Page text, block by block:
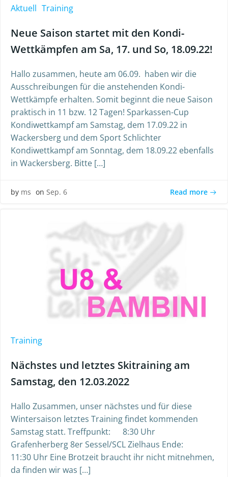
Aktuell Training
Neue Saison startet mit den Kondi-
Wettkämpfen am Sa, 17. und So, 18.09.22!
Hallo zusammen, heute am 06.09. haben wir die
Ausschreibungen für die anstehenden Kondi-
Wettkämpfe erhalten. Somit beginnt die neue Saison
praktisch in 11 bzw. 12 Tagen! Sparkassen-Cup
Kondiwettkampf am Samstag, dem 17.09.22 in
Wackersberg und dem Sport Schlichter
Kondiwettkampf am Sonntag, dem 18.09.22 ebenfalls
in Wackersberg. Bitte […]
by ms on Sep. 6 Read more
Training
Nächstes und letztes Skitraining am
Samstag, den 12.03.2022
Hallo Zusammen, unser nächstes und für diese
Wintersaison letztes Training findet kommenden
Samstag statt. Treffpunkt: 8:30 Uhr
Grafenherberg 8er Sessel/SCL Zielhaus Ende:
11:30 Uhr Eine Brotzeit braucht ihr nicht mitnehmen,
da finden wir was […]